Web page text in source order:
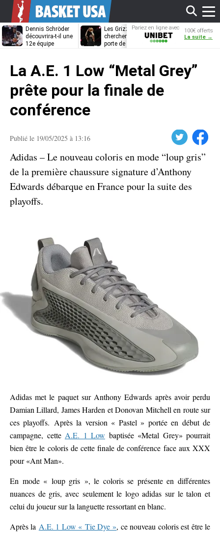
Dennis Schröder
découvrira-t-il une
12e équipe
Les Grizzlies
cherchent déjà une
porte de sortie
Dwane Casey
bientôt coach
Pariez en ligne avec
Unibet
100€ offerts
La suite →
La A.E. 1 Low “Metal Grey”
prête pour la finale de
conférence
Publié le 19/05/2025 à 13:16 Facebook
Adidas – Le nouveau coloris en mode “loup gris”
de la première chaussure signature d’Anthony
Edwards débarque en France pour la suite des
playoffs.
Adidas met le paquet sur Anthony Edwards après avoir perdu
Damian Lillard, James Harden et Donovan Mitchell en route sur
ces playoffs. Après la version « Pastel » portée en début de
campagne, cette A.E. 1 Low baptisée «Metal Grey» pourrait
bien être le coloris de cette finale de conférence face aux XXX
pour «Ant Man».
En mode « loup gris », le coloris se présente en différentes
nuances de gris, avec seulement le logo adidas sur le talon et
celui du joueur sur la languette ressortant en blanc.
Après la A.E. 1 Low « Tie Dye », ce nouveau coloris est être le